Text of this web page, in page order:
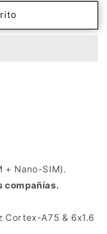
+ Nano-SIM).
compañías.
Cortex-A75 & 6x1.6